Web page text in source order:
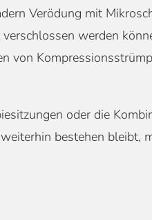
Verödung mit
werden
von
oder die
bestehen bleibt,